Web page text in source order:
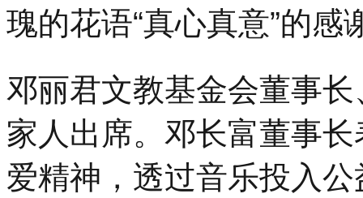
瑰的花语“真心真意”的感
邓丽君文教基金会董事
家人出席。邓长富董事
爱精神，透过音乐投入